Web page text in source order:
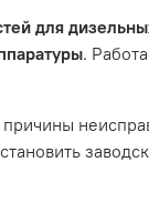
износом.
для
.